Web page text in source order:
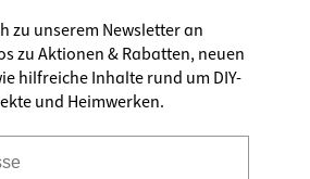
zu unserem Newsletter an
zu Aktionen & Rabatten, neuen
hilfreiche Inhalte rund um DIY-
und Heimwerken.